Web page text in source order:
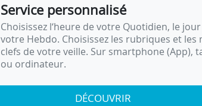
Service personnalisé
Choisissez l‘heure de votre Quotidien, le
votre Hebdo. Choisissez les rubriques et les
clefs de votre veille. Sur smartphone (App),
ou ordinateur.
DÉCOUVRIR